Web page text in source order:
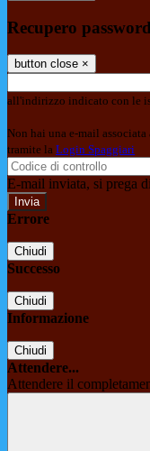
Recupero password
button close ×
all'indirizzo indicato con le
Non hai una e-mail
tramite la Login Spaggiari
E-mail inviata, si prega
Errore
Chiudi
Successo
Chiudi
Informazione
Chiudi
Attendere...
Attendere il